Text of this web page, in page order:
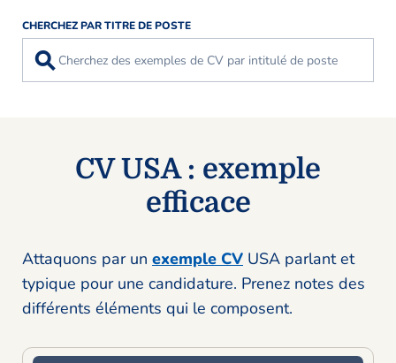
CHERCHEZ PAR TITRE DE POSTE
⚲
CV USA : exemple
efficace
Attaquons par un exemple CV USA parlant et
typique pour une candidature. Prenez notes des
différents éléments qui le composent.